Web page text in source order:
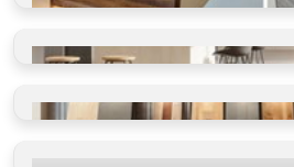
Vidět, cítit, vybrat
Výběr dle místností